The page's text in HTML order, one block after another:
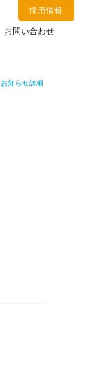
お問い合わせ
採用情報
お知らせ詳細